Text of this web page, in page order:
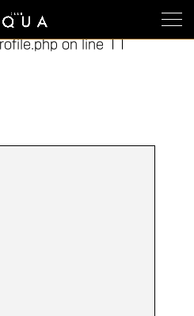
array offset on false in
public_html/wp-
on line